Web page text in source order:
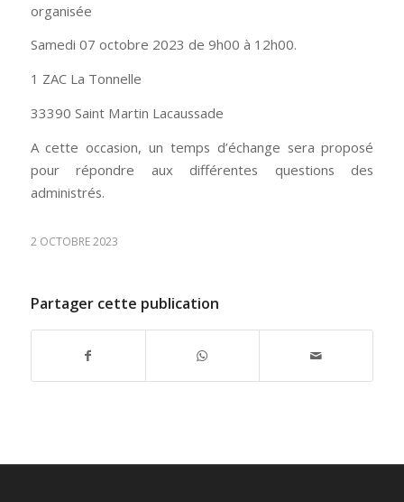
organisée
Samedi 07 octobre 2023 de 9h00 à 12h00.
1 ZAC La Tonnelle
33390 Saint Martin Lacaussade
A cette occasion, un temps d’échange sera proposé
pour répondre aux différentes questions des
administrés.
2 OCTOBRE 2023
Partager cette publication